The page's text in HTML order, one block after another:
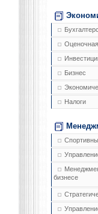
Бизнес
Налоги
бизнесе